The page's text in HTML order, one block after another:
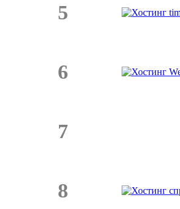
5
6
7
8